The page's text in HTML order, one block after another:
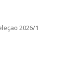
2026/1